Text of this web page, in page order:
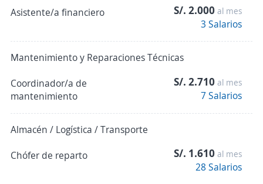
Asistente/a financiero S/. 2.000 al mes
3 Salarios
Mantenimiento y Reparaciones Técnicas
Coordinador/a de
mantenimiento
S/. 2.710 al mes
7 Salarios
Almacén / Logística / Transporte
Chófer de reparto
S/. 1.610 al mes
28 Salarios